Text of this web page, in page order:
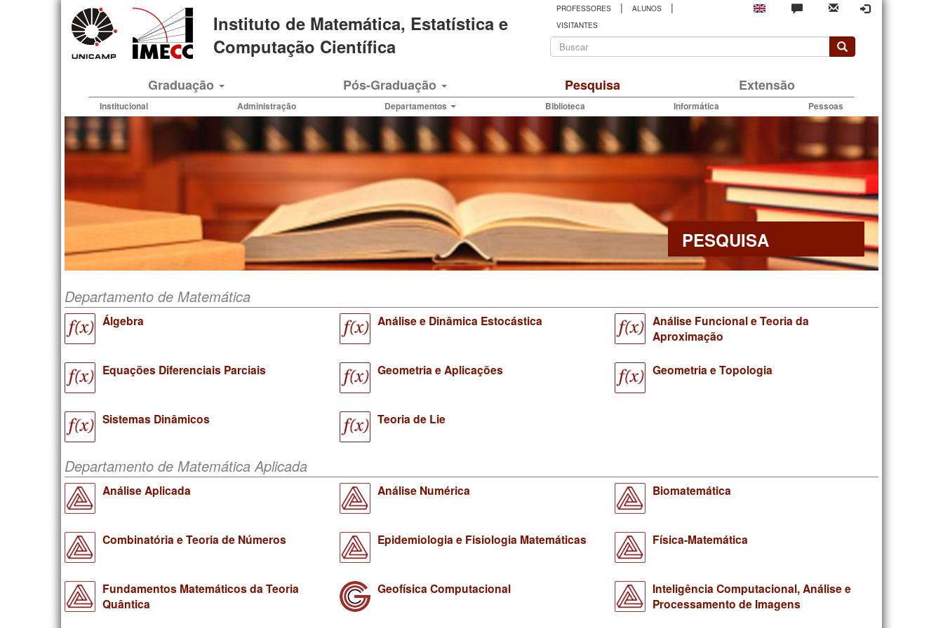
Instituto de Matemática, Estatística e
Computação Científica
PROFESSORES | ALUNOS |
VISITANTES
Formulário
busca
Graduação Pós-Graduação Pesquisa Extensão
Institucional Administração Departamentos Biblioteca Informática Pessoas
PESQUISA
Departamento de Matemática
Álgebra Análise e Dinâmica Estocástica
Análise Funcional e Teoria da
Aproximação
Equações Diferenciais Parciais Geometria e Aplicações Geometria e Topologia
Sistemas Dinâmicos Teoria de Lie
Departamento de Matemática Aplicada
Análise Aplicada Análise Numérica Biomatemática
Combinatória e Teoria de Números Epidemiologia e Fisiologia Matemáticas Física-Matemática
Fundamentos Matemáticos da Teoria
Quântica
Geofísica Computacional
Inteligência Computacional, Análise e
Processamento de Imagens